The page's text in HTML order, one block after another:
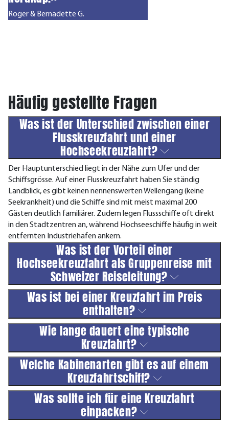
Roger & Bernadette G.
Häufig gestellte Fragen
Was ist der Unterschied zwischen einer
Flusskreuzfahrt und einer
Hochseekreuzfahrt?
Der Hauptunterschied liegt in der Nähe zum Ufer und der
Schiffsgrösse. Auf einer Flusskreuzfahrt haben Sie ständig
Landblick, es gibt keinen nennenswerten Wellengang (keine
Seekrankheit) und die Schiffe sind mit meist maximal 200
Gästen deutlich familiärer. Zudem legen Flussschiffe oft direkt
in den Stadtzentren an, während Hochseeschiffe häufig in weit
entfernten Industriehäfen ankern.
Was ist der Vorteil einer
Hochseekreuzfahrt als Gruppenreise mit
Schweizer Reiseleitung?
Was ist bei einer Kreuzfahrt im Preis
enthalten?
Wie lange dauert eine typische
Kreuzfahrt?
Welche Kabinenarten gibt es auf einem
Kreuzfahrtschiff?
Was sollte ich für eine Kreuzfahrt
einpacken?